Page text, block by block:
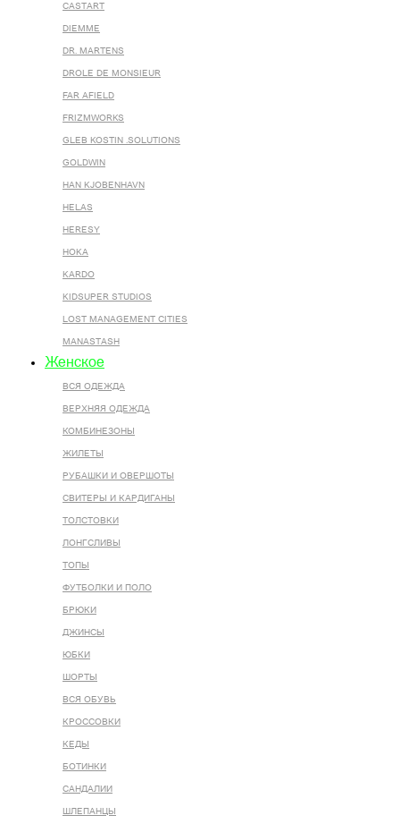
CASTART
DIEMME
DR. MARTENS
DROLE DE MONSIEUR
FAR AFIELD
FRIZMWORKS
GLEB KOSTIN .SOLUTIONS
GOLDWIN
HAN KJOBENHAVN
HELAS
HERESY
HOKA
KARDO
KIDSUPER STUDIOS
LOST MANAGEMENT CITIES
MANASTASH
Женское
ВСЯ ОДЕЖДА
ВЕРХНЯЯ ОДЕЖДА
КОМБИНЕЗОНЫ
ЖИЛЕТЫ
РУБАШКИ И ОВЕРШОТЫ
СВИТЕРЫ И КАРДИГАНЫ
ТОЛСТОВКИ
ЛОНГСЛИВЫ
ТОПЫ
ФУТБОЛКИ И ПОЛО
БРЮКИ
ДЖИНСЫ
ЮБКИ
ШОРТЫ
ВСЯ ОБУВЬ
КРОССОВКИ
КЕДЫ
БОТИНКИ
САНДАЛИИ
ШЛЕПАНЦЫ